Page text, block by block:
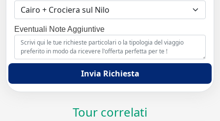
Eventuali Note Aggiuntive
Invia Richiesta
Tour correlati